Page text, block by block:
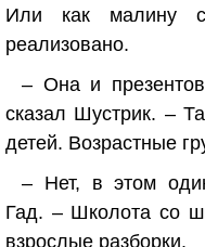
Или как малину
реализовано.
– Она и
сказал Шустрик. –
детей. Возрастные
– Нет, в этом
Гад. – Школота со
взрослые разборки.